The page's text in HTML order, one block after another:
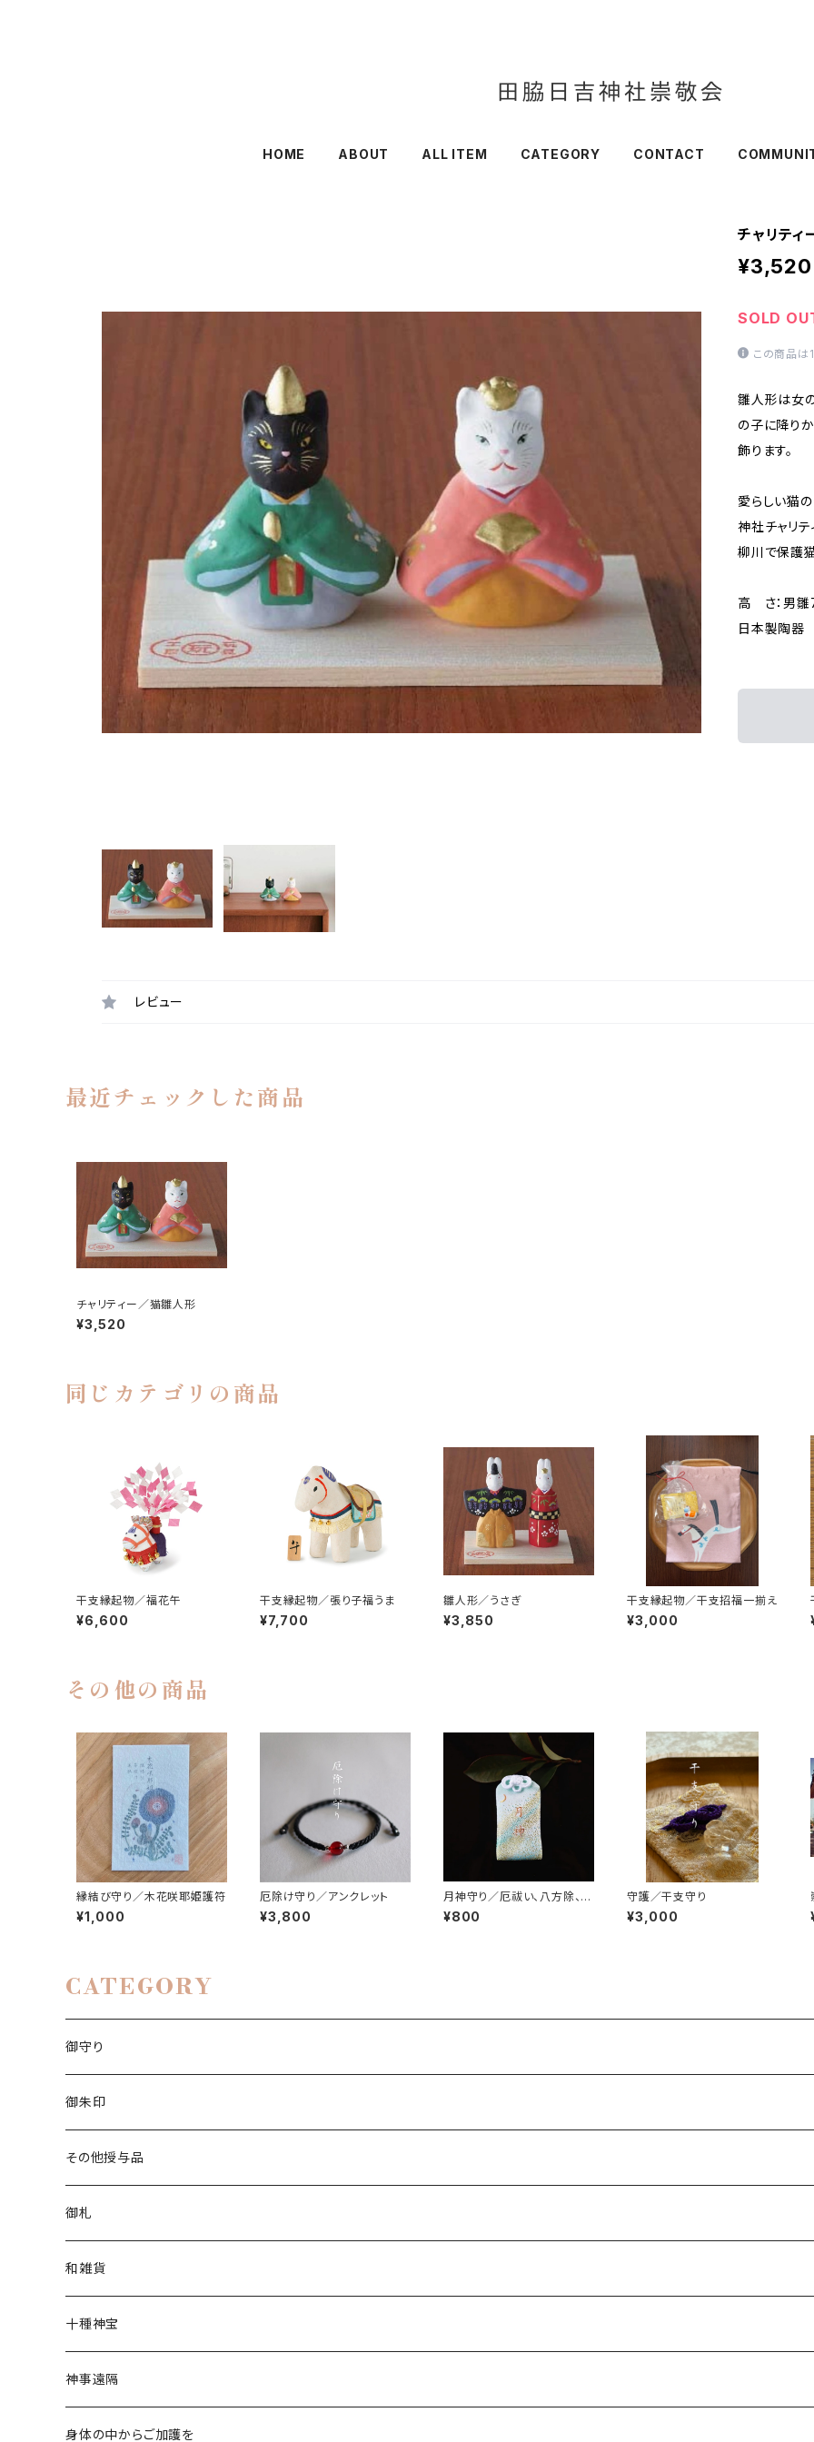
HOME ABOUT ALL ITEM CATEGORY CONTACT
チャリティ
¥3,520
SOLD
この商品は
雛人形は女
の子に降り
飾ります。
愛らしい猫
神社チャリテ
柳川で保護
高 さ：男雛
日本製陶器
レビュー
最近チェックした商品
チャリティー／猫雛人形
¥3,520
同じカテゴリの商品
干支縁起物／福花午
¥6,600
干支縁起物／張り子福うま
¥7,700
雛人形／うさぎ
¥3,850
干支縁起物／干支招福一揃え
¥3,000
その他の商品
縁結び守り／木花咲耶姫護符
¥1,000
厄除け守り／アンクレット
¥3,800
月神守り／厄祓い、八方除、良
い方へ導く
¥800
守護／干支守り
¥3,000
CATEGORY
御守り
白い茅の輪守り
立願成就守り
厄除守り
星守り
幸福守り
月神守り
特別奉製／限定授与
御朱印
香り御朱印
チャリティー
花神
限定
その他授与品
清め水
御札
金神封じ札
和雑貨
文香
干支縁起物
福うま
神社チャリティー
十種神宝
護符
神事遠隔
身体の中からご加護を